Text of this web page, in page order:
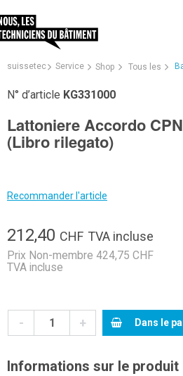
suissetec Service Shop Tous les
N° d’article KG331000
Lattoniere Accordo
(Libro rilegato)
Recommander l'article
212,40 CHF TVA incluse
Prix Non-membre 424,75 CHF
TVA incluse
- + Dans le
Informations sur le produit